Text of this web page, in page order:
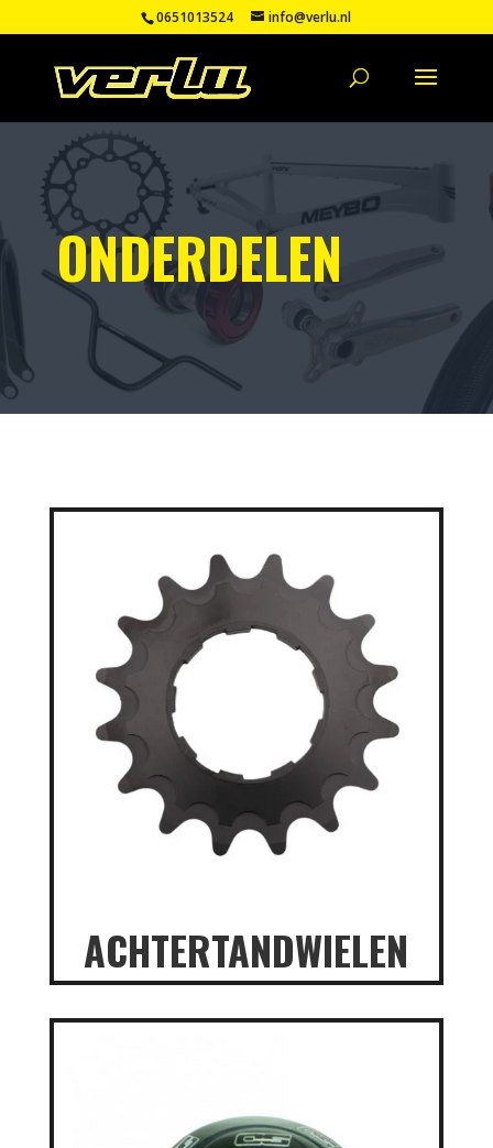
0651013524 info@verlu.nl
ONDERDELEN
ACHTERTANDWIELEN